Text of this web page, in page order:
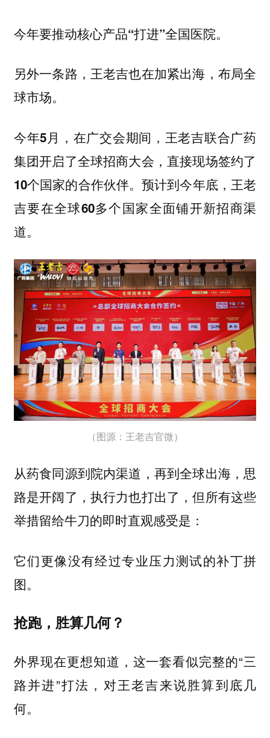
今年要推动核心产品“打进”全国医院。
另外一条路，王老吉也在加紧出海，布局全
球市场。
今年5月，在广交会期间，王老吉联合广药
集团开启了全球招商大会，直接现场签约了
10个国家的合作伙伴。预计到今年底，王老
吉要在全球60多个国家全面铺开新招商渠
道。
（图源：王老吉官微）
从药食同源到院内渠道，再到全球出海，思
路是开阔了，执行力也打出了，但所有这些
举措留给牛刀的即时直观感受是：
它们更像没有经过专业压力测试的补丁拼
图。
抢跑，胜算几何？
外界现在更想知道，这一套看似完整的“三
路并进”打法，对王老吉来说胜算到底几
何。